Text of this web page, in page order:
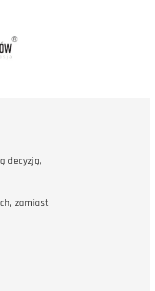
decyzją,
zamiast